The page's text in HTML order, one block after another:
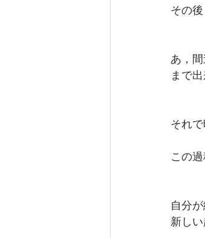
その
あ，
まで出
それ
この
自分
新し